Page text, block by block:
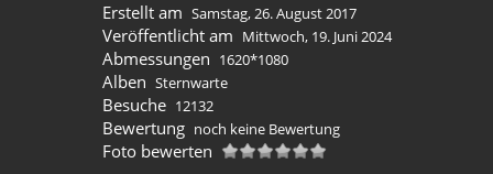
Erstellt am Samstag, 26. August 2017
Veröffentlicht am Mittwoch, 19. Juni 2024
Abmessungen 1620*1080
Alben Sternwarte
Besuche 12132
Bewertung noch keine Bewertung
Foto bewerten